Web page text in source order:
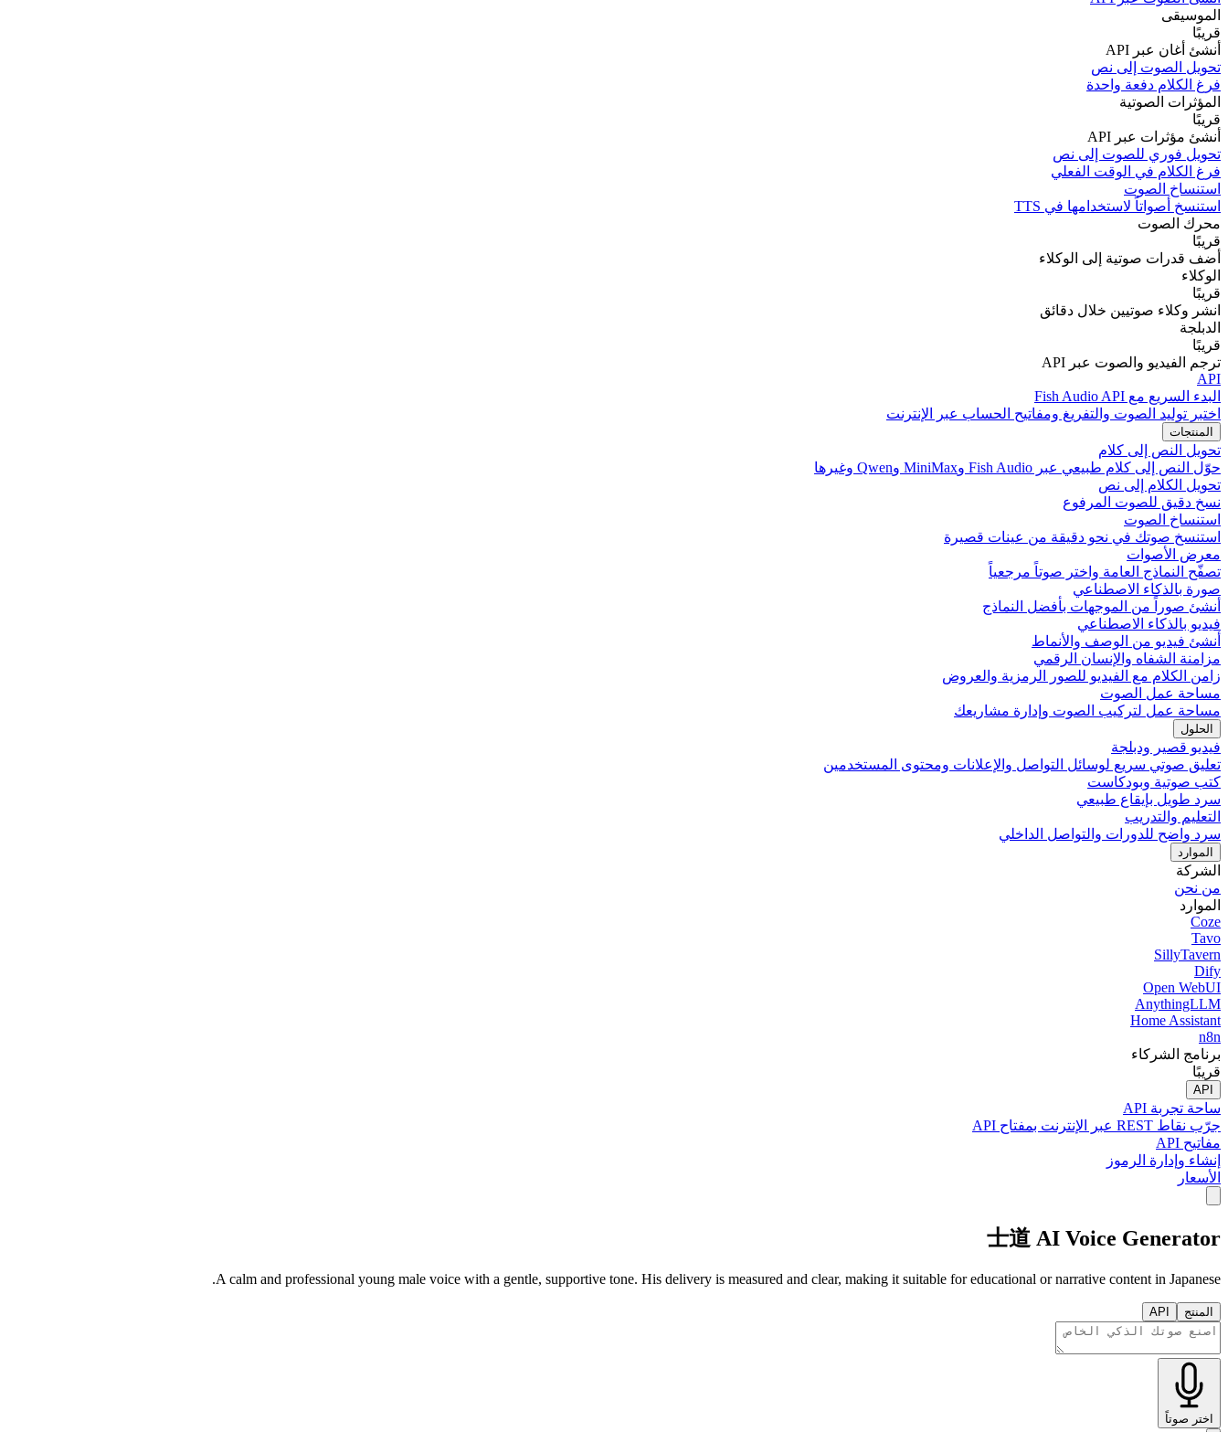
الموسيقى
قريبًا
أنشئ أغان عبر API
تحويل الصوت إلى نص
فرغ الكلام دفعة واحدة
المؤثرات الصوتية
قريبًا
أنشئ مؤثرات عبر API
تحويل فوري للصوت إلى نص
فرغ الكلام في الوقت الفعلي
استنساخ الصوت
استنسخ أصواتاً لاستخدامها في TTS
محرك الصوت
قريبًا
أضف قدرات صوتية إلى الوكلاء
الوكلاء
قريبًا
انشر وكلاء صوتيين خلال دقائق
الدبلجة
قريبًا
ترجم الفيديو والصوت عبر API
API
البدء السريع مع Fish Audio API
اختبر توليد الصوت والتفريغ ومفاتيح الحساب عبر الإنترنت
المنتجات
تحويل النص إلى كلام
حوّل النص إلى كلام طبيعي عبر Fish Audio وMiniMax وQwen وغيرها
تحويل الكلام إلى نص
نسخ دقيق للصوت المرفوع
استنساخ الصوت
استنسخ صوتك في نحو دقيقة من عينات قصيرة
معرض الأصوات
تصفّح النماذج العامة واختر صوتاً مرجعياً
صورة بالذكاء الاصطناعي
أنشئ صوراً من الموجهات بأفضل النماذج
فيديو بالذكاء الاصطناعي
أنشئ فيديو من الوصف والأنماط
مزامنة الشفاه والإنسان الرقمي
زامن الكلام مع الفيديو للصور الرمزية والعروض
مساحة عمل الصوت
مساحة عمل لتركيب الصوت وإدارة مشاريعك
الحلول
فيديو قصير ودبلجة
تعليق صوتي سريع لوسائل التواصل والإعلانات ومحتوى المستخدمين
كتب صوتية وبودكاست
سرد طويل بإيقاع طبيعي
التعليم والتدريب
سرد واضح للدورات والتواصل الداخلي
الموارد
الشركة
من نحن
الموارد
Coze
Tavo
SillyTavern
Dify
Open WebUI
AnythingLLM
Home Assistant
n8n
برنامج الشركاء
قريبًا
API
ساحة تجربة API
جرّب نقاط REST عبر الإنترنت بمفتاح API
مفاتيح API
إنشاء وإدارة الرموز
الأسعار
士道 AI Voice Generator
A calm and professional young male voice with a gentle, supportive tone. His delivery is measured and clear, making it suitable for educational or narrative content in Japanese.
المنتج API
اختر صوتاً